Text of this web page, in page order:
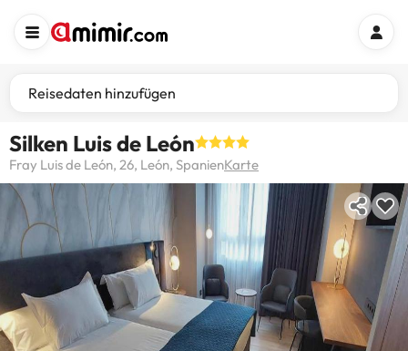
Reisedaten hinzufügen
Silken Luis de León
Fray Luis de León, 26, León, SpanienKarte